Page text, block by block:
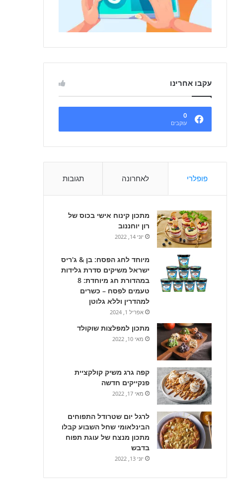
עקבו אחרינו
0
עוקבים
פופלרי לאחרונה תגובות
מתכון קינוח אישי בכוס של
רון יוחננוב
יוני 14, 2022
מיוחד לחג הפסח: בן & ג'ריס
ישראל משיקים סדרת גלידות
במהדורת חג מיוחדת: 8
טעמים לפסח – כשרים
למהדרין וללא גלוטן
אפריל 1, 2024
מתכון למפלצות שוקולד
מאי 10, 2022
קפה גרג משיק קולקציית
פנקייקים חדשה
מאי 17, 2022
לרגל יום שטרודל התפוחים
הבינלאומי שחל השבוע קבלו
מתכון מנצח של עוגת תפוח
בדבש
יוני 13, 2022